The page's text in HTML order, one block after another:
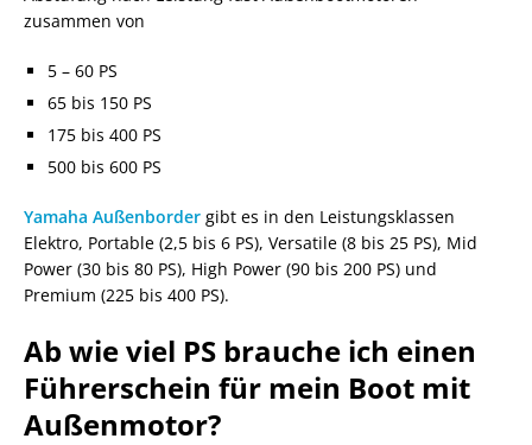
zusammen von
5 – 60 PS
65 bis 150 PS
175 bis 400 PS
500 bis 600 PS
Yamaha Außenborder gibt es in den Leistungsklassen
Elektro, Portable (2,5 bis 6 PS), Versatile (8 bis 25 PS), Mid
Power (30 bis 80 PS), High Power (90 bis 200 PS) und
Premium (225 bis 400 PS).
Ab wie viel PS brauche ich einen
Führerschein für mein Boot mit
Außenmotor?